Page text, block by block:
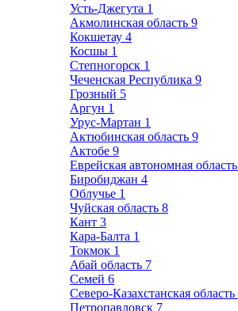
Усть-Джегута 1
Акмолинская область 9
Кокшетау 4
Косшы 1
Степногорск 1
Чеченская Республика 9
Грозный 5
Аргун 1
Урус-Мартан 1
Актюбинская область 9
Актобе 9
Еврейская автономная область
Биробиджан 4
Облучье 1
Чуйская область 8
Кант 3
Кара-Балта 1
Токмок 1
Абай область 7
Семей 6
Северо-Казахстанская область
Петропавловск 7